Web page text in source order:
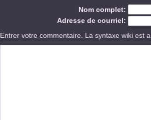
Nom complet:
Adresse de courriel:
Entrer votre commentaire. La syntaxe wiki est